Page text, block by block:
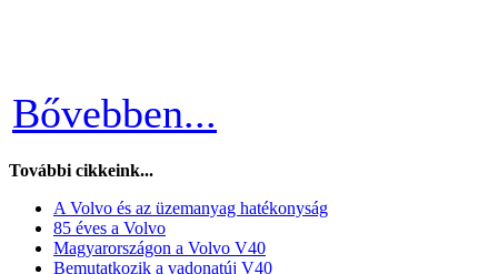
Bővebben...
További cikkeink...
A Volvo és az üzemanyag hatékonyság
85 éves a Volvo
Magyarországon a Volvo V40
Bemutatkozik a vadonatúj V40